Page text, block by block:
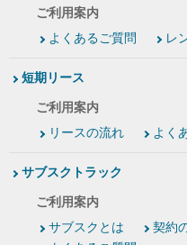
ご利用案内
よくあるご質問
レ
短期リース
ご利用案内
リースの流れ
よく
サブスクトラック
ご利用案内
サブスクとは
契約